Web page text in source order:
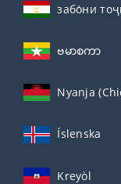
забо́ни
ဗမာစကာ
Nyanja
Íslenska
Kreyòl